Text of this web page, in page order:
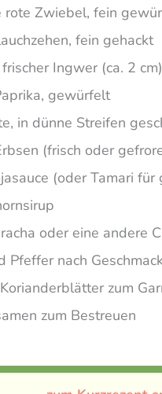
rote Zwiebel, fein
fein gehackt
Ingwer (ca. 2
gewürfelt
in dünne Streifen
(frisch oder
(oder Tamari für
oder eine andere
Pfeffer nach
zum
zum Bestreuen